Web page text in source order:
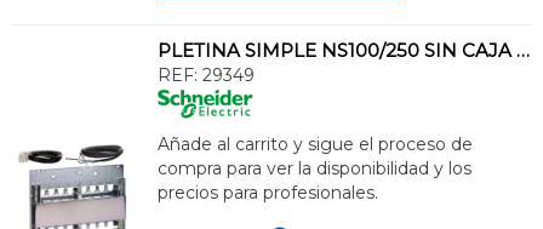
PLETINA SIMPLE NS100/250 SIN CAJA IVE
REF: 29349
Añade al carrito y sigue el proceso de
compra para ver la disponibilidad y los
precios para profesionales.